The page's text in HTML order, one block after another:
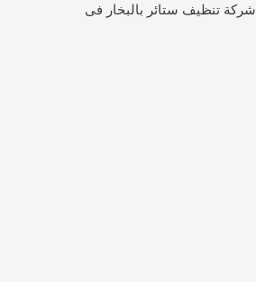
شركة تنظيف ستائر بالبخار فى